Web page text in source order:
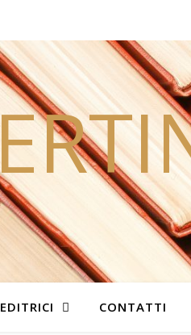
CONTATTI